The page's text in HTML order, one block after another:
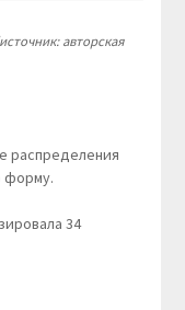
авторская
распределения
форму.
34